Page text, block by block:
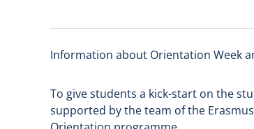
Information about Orientation Week
To give students a kick-start on the
supported by the team of the